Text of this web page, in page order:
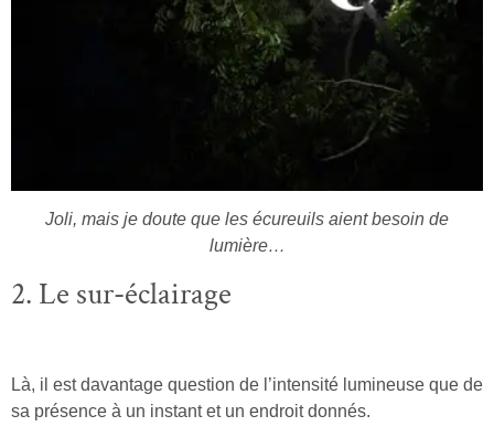
Joli, mais je doute que les écureuils aient besoin de
lumière…
2. Le sur-éclairage
Là, il est davantage question de l’intensité lumineuse que de
sa présence à un instant et un endroit donnés.